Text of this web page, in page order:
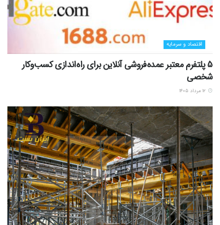
اقتصاد و سرمایه
5 پلتفرم معتبر عمده‌فروشی آنلاین برای راه‌اندازی کسب‌وکار
شخصی